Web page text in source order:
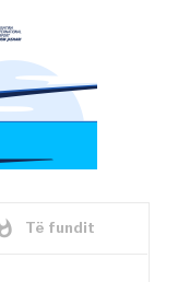
Të fundit